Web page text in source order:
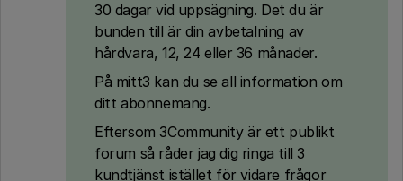
30 dagar vid uppsägning. Det du är
bunden till är din avbetalning av
hårdvara, 12, 24 eller 36 månader.
På mitt3 kan du se all information om
ditt abonnemang.
Eftersom 3Community är ett publikt
forum så råder jag dig ringa till 3
kundtjänst istället för vidare frågor